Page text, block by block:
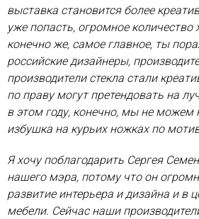
выставка становится более
уже попасть, огромное
конечно же, самое главное, ты
российские дизайнеры,
производители стекла стали
по праву могут претендовать на
в этом году, конечно, мы не можем
избушка на курьих ножках по
Я хочу поблагодарить Сергея
нашего мэра, потому что он
развитие интерьера и дизайна и в
мебели. Сейчас наши